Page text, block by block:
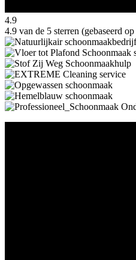
4.9
4.9 van de 5 sterren (gebaseerd op